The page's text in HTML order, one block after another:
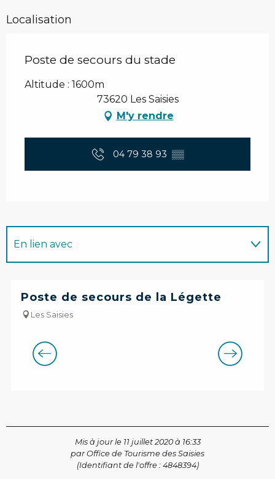
Localisation
Poste de secours du stade
Altitude : 1600m
73620 Les Saisies
M'y rendre
04 79 38 93 ▒▒
En lien avec
Poste de secours de la Légette
Les Saisies
Mis à jour le 11 juillet 2020 à 16:33
par Office de Tourisme des Saisies
(Identifiant de l'offre : 4848394)